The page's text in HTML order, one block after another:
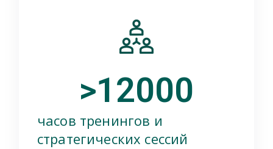
часов тренингов и
стратегических сессий
>12000